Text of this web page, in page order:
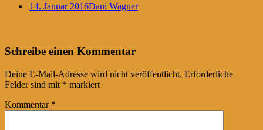
14. Januar 2016Dani Wagner
Post
navigation
←
Schreibe einen Kommentar
Deine E-Mail-Adresse wird nicht veröffentlicht. Erforderliche
Felder sind mit * markiert
Kommentar *